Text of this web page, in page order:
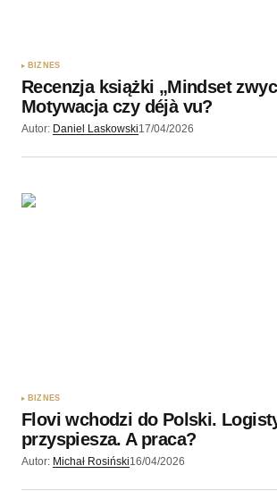
BIZNES
Recenzja książki „Mindset
Motywacja czy déjà vu?
Autor: Daniel Laskowski17/04/2026
BIZNES
Flovi wchodzi do Polski.
przyspiesza. A praca?
Autor: Michał Rosiński16/04/2026